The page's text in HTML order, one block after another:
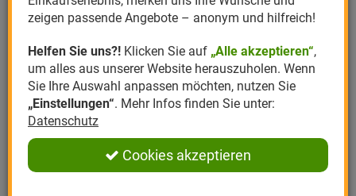
Dünger
Erde
Kompost
Pflanzenstärkung
Nützlingsarten
Nützlingsförderung
Nützlingszubehör
Hersteller Felco
Gloria
Greenfield
Romberg
Themenwelt
Rasen
Rosen
Ziergarten
Kräutergarten
Ratgeber
Schädlinge aktuell
Angebote
Angebote
zeigen passende Angebote – anonym und hilfreich!
Helfen Sie uns?! Klicken Sie auf „Alle akzeptieren“,
um alles aus unserer Website herauszuholen. Wenn
Sie Ihre Auswahl anpassen möchten, nutzen Sie
„Einstellungen“. Mehr Infos finden Sie unter:
Datenschutz
Cookies akzeptieren